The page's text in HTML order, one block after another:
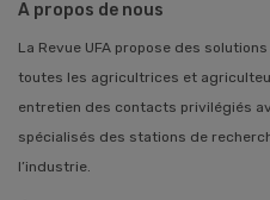
A propos de nous
La Revue UFA propose des
toutes les agricultrices et
entretien des contacts privilégiés
spécialisés des stations de
l’industrie.